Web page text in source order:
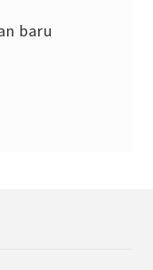
baru